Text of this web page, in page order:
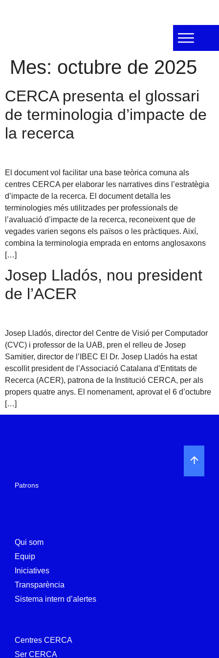
Mes: octubre de 2025
CERCA presenta el glossari
de terminologia d’impacte de
la recerca
El document vol facilitar una base teòrica comuna als
centres CERCA per elaborar les narratives dins l’estratègia
d’impacte de la recerca. El document detalla les
terminologies més utilitzades per professionals de
l’avaluació d’impacte de la recerca, reconeixent que de
vegades varien segons els països o les pràctiques. Així,
combina la terminologia emprada en entorns anglosaxons
[…]
Josep Lladós, nou president
de l’ACER
Josep Lladós, director del Centre de Visió per Computador
(CVC) i professor de la UAB, pren el relleu de Josep
Samitier, director de l’IBEC El Dr. Josep Lladós ha estat
escollit president de l’Associació Catalana d’Entitats de
Recerca (ACER), patrona de la Institució CERCA, per als
propers quatre anys. El nomenament, aprovat el 6 d’octubre
[…]
Patrons
Qui som
Equip
Iniciatives
Transparència
Sistema intern d’alertes
Centres CERCA
Ser CERCA